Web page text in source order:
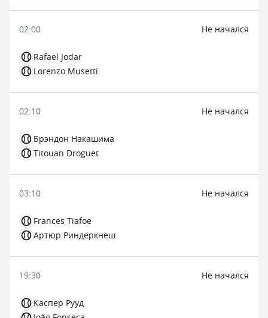
02:00
Rafael Jodar
Lorenzo Musetti
Не начался
02:10
Брэндон Накашима
Titouan Droguet
Не начался
03:10
Frances Tiafoe
Артюр Риндеркнеш
Не начался
19:30
Каспер Рууд
Не начался